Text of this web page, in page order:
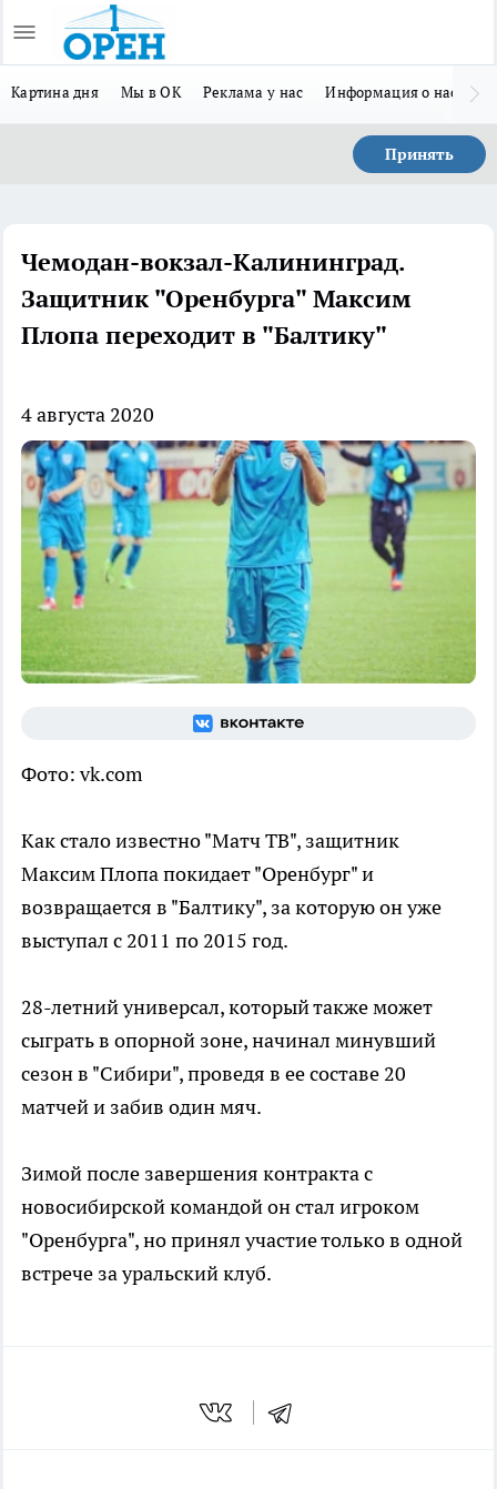
Картина дня Мы в ОК Реклама у нас Информация о нас
Принять
Чемодан-вокзал-Калининград.
Защитник "Оренбурга" Максим
Плопа переходит в "Балтику"
4 августа 2020
Фото: vk.com
Как стало известно "Матч ТВ", защитник
Максим Плопа покидает "Оренбург" и
возвращается в "Балтику", за которую он уже
выступал с 2011 по 2015 год.
28-летний универсал, который также может
сыграть в опорной зоне, начинал минувший
сезон в "Сибири", проведя в ее составе 20
матчей и забив один мяч.
Зимой после завершения контракта с
новосибирской командой он стал игроком
"Оренбурга", но принял участие только в одной
встрече за уральский клуб.